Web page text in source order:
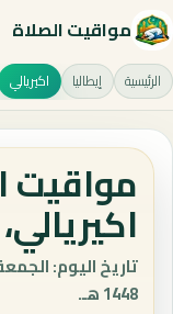
مواقيت الصلاة
الرئيسية إيطاليا اكيريالي
مواقيت
1448 هـ.